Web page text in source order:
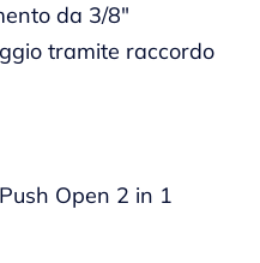
da 3/8"
tramite raccordo
Open 2 in 1